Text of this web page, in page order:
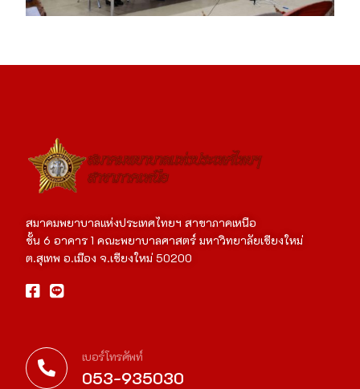
สมาคมพยาบาลแห่งประเทศไทยฯ สาขาภาคเหนือ
ชั้น 6 อาคาร 1 คณะพยาบาลศาสตร์ มหาวิทยาลัยเชียงใหม่
ต.สุเทพ อ.เมือง จ.เชียงใหม่ 50200
เบอร์โทรศัพท์
053-935030